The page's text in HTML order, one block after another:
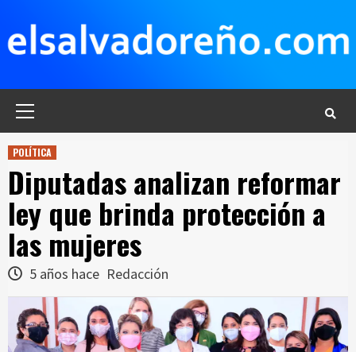
contenido
POLÍTICA
Diputadas analizan reformar
ley que brinda protección a
las mujeres
5 años hace Redacción